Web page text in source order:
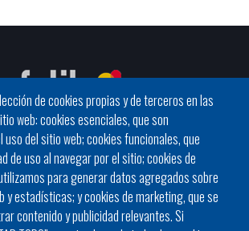
de cookies propias y de terceros en las
web: cookies esenciales, que son
del sitio web; cookies funcionales, que
de uso al navegar por el sitio; cookies de
para generar datos agregados sobre
y estadísticas; y cookies de marketing, que se
contenido y publicidad relevantes. Si
General Riera, 111 07010 Palma
971 760911 - Fax 971 763102